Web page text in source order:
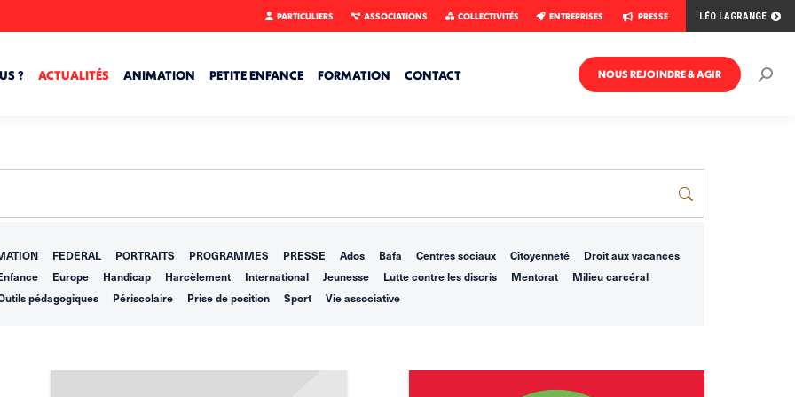
PARTICULIERS ASSOCIATIONS COLLECTIVITÉS ENTREPRISES PRESSE LÉO LAGRANGE
? ACTUALITÉS ANIMATION PETITE ENFANCE FORMATION CONTACT NOUS REJOINDRE & AGIR
FEDERAL PORTRAITS PROGRAMMES PRESSE Ados Bafa Centres sociaux Citoyenneté
Droit aux vacances
Europe Handicap Harcèlement International Jeunesse Lutte contre les discris Mentorat
Milieu carcéral
pédagogiques
Périscolaire Prise de position Sport Vie associative